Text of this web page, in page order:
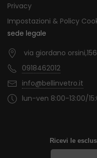
Privacy
Impostazioni & Policy
sede legale
via giordano
0918462012
info@bellinvetro.it
lun-ven 8:00-13:00/
Ricevi le